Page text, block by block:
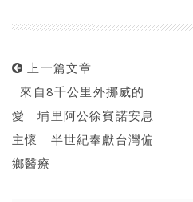
上一篇文章
來自8千公里外挪威的
愛 埔里阿公徐賓諾安息
主懷 半世紀奉獻台灣偏
鄉醫療